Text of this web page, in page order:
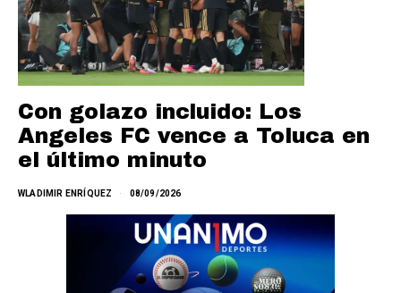
Con golazo incluido: Los
Angeles FC vence a Toluca en
el último minuto
WLADIMIR ENRÍQUEZ 08/09/2026